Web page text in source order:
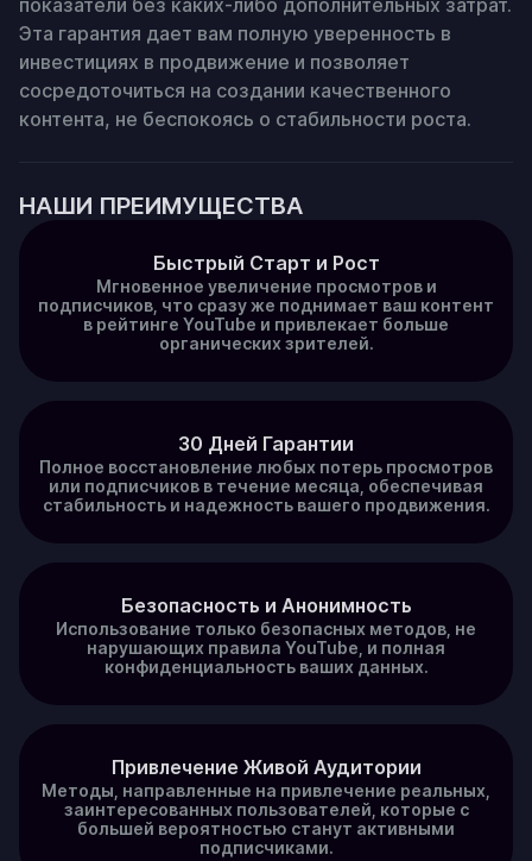
показатели без каких-либо дополнительных затрат.
Эта гарантия дает вам полную уверенность в
инвестициях в продвижение и позволяет
сосредоточиться на создании качественного
контента, не беспокоясь о стабильности роста.
НАШИ ПРЕИМУЩЕСТВА
Быстрый Старт и Рост
Мгновенное увеличение просмотров и
подписчиков, что сразу же поднимает ваш контент
в рейтинге YouTube и привлекает больше
органических зрителей.
30 Дней Гарантии
Полное восстановление любых потерь просмотров
или подписчиков в течение месяца, обеспечивая
стабильность и надежность вашего продвижения.
Безопасность и Анонимность
Использование только безопасных методов, не
нарушающих правила YouTube, и полная
конфиденциальность ваших данных.
Привлечение Живой Аудитории
Методы, направленные на привлечение реальных,
заинтересованных пользователей, которые с
большей вероятностью станут активными
подписчиками.